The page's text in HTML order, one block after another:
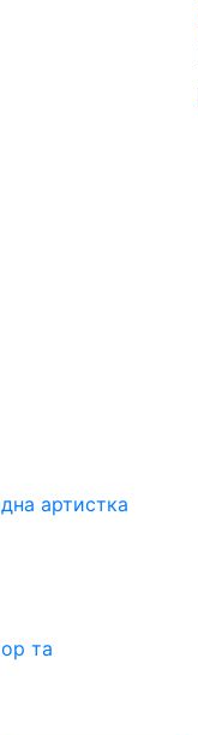
артистка
та